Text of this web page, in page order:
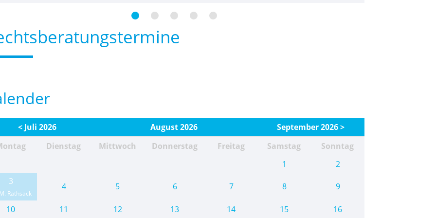
< Juli 2026 August 2026
September 2026 >
Dienstag Mittwoch Donnerstag Freitag Samstag
Sonntag
1
2
3
Rathsack
4 5 6 7 8 9
10 11 12 13 14 15
16